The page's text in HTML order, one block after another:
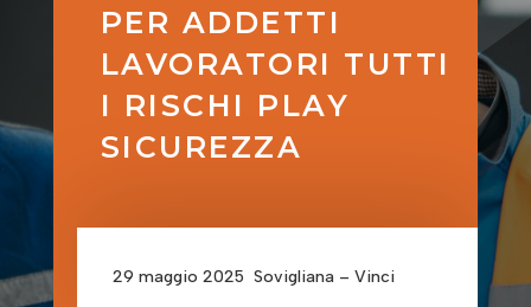
PER ADDETTI
LAVORATORI TUTTI
I RISCHI PLAY
SICUREZZA
29 maggio 2025 Sovigliana – Vinci